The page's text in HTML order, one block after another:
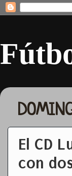
El CD
con